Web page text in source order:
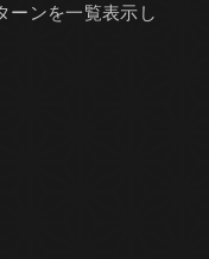
ーンを一覧表示し